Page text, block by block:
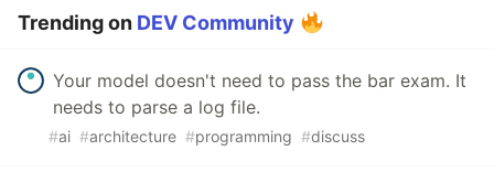
Trending on DEV Community
Your model doesn't need to pass the bar exam. It
needs to parse a log file.
#ai #architecture #programming #discuss